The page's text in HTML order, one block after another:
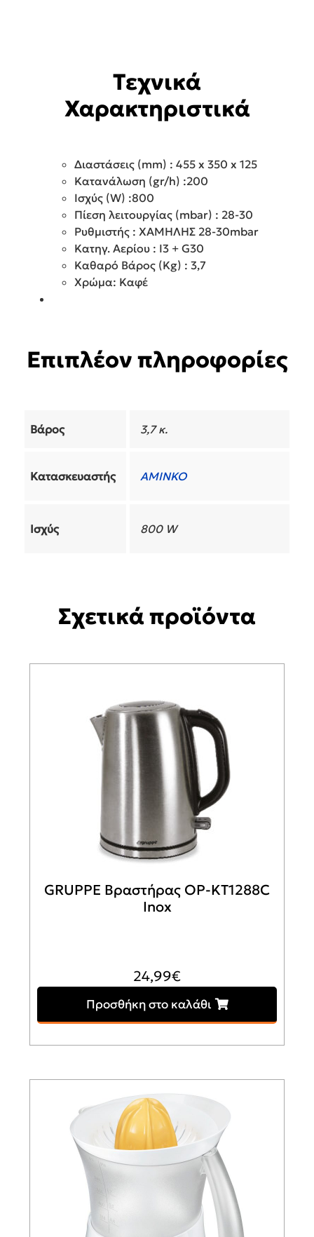
Τεχνικά
Χαρακτηριστικά
Διαστάσεις (mm) : 455 x 350 x 125
Κατανάλωση (gr/h) :200
Ισχύς (W) :800
Πίεση λειτουργίας (mbar) : 28-30
Ρυθμιστής : ΧΑΜΗΛΗΣ 28-30mbar
Κατηγ. Αερίου : I3 + G30
Καθαρό Βάρος (Kg) : 3,7
Χρώμα: Καφέ
Επιπλέον πληροφορίες
Βάρος 3,7 κ.
Κατασκευαστής AMINKO
Ισχύς 800 W
Σχετικά προϊόντα
GRUPPE Βραστήρας OP-KT1288C
Inox
24,99€
Προσθήκη στο καλάθι